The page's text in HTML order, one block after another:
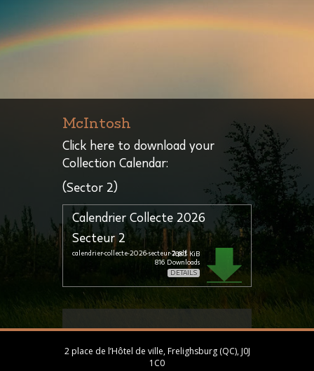
McIntosh
Click here to download your
Collection Calendar:
(Sector 2)
Calendrier Collecte 2026
Secteur 2
calendrier-collecte-2026-secteur-2.pdf768.3 KiB
816 Downloads
DETAILS
2 place de l’Hôtel de ville, Frelighsburg (QC), J0J
1C0